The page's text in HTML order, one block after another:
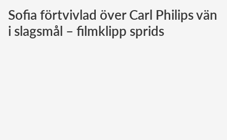
Norska kungahuset
Danska kungahuset
Sofia förtvivlad över Carl Philips vän
i slagsmål – filmklipp sprids